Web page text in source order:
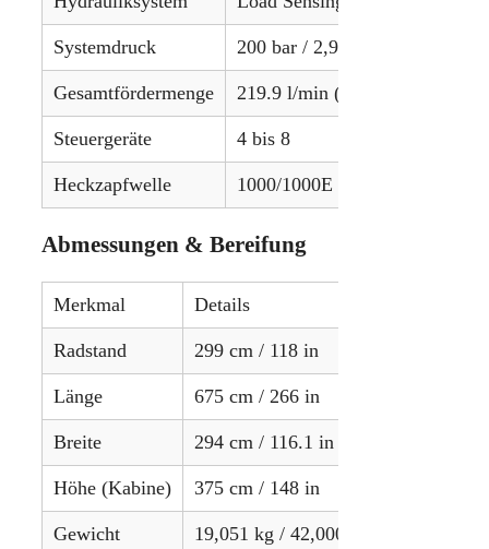
Systemdruck 200 bar / 2,900 psi
Gesamtfördermenge 219.9 l/min (Standard) / 439.8
Steuergeräte 4 bis 8
Heckzapfwelle 1000/1000E U/min
Abmessungen & Bereifung
Merkmal Details
Radstand 299 cm / 118 in
Länge 675 cm / 266 in
Breite 294 cm / 116.1 in
Höhe (Kabine) 375 cm / 148 in
Gewicht 19,051 kg / 42,000 lbs